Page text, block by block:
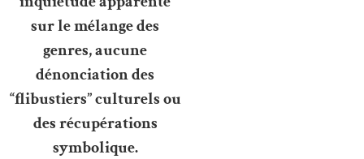
sur le mélange des
genres, aucune
dénonciation des
“flibustiers” culturels ou
des récupérations
symbolique.